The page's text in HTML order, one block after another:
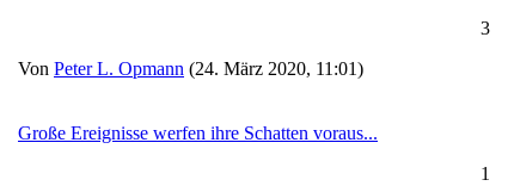
Von Peter L. Opmann (24. März 2020, 11:01)
3
Große Ereignisse werfen ihre Schatten voraus...
1